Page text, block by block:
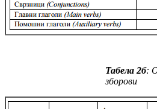
Taбeла2б:
зборови